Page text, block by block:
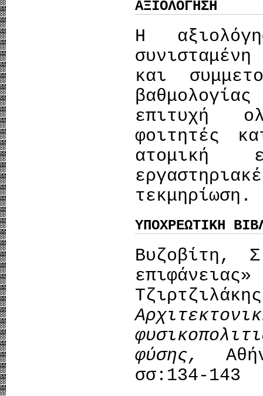
ΑΞΙΟΛΟΓΗΣΗ
Η
και
επιτυχή
φοιτητές
ατομική
τεκμηρίωση.
ΥΠΟΧΡΕΩΤΙΚΗ
φύσης,
σσ:134-143